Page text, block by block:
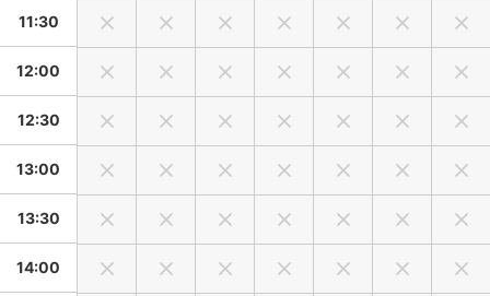
さい。
お時間の前後や撮影時間の長さ、1時間では間に合わないか
も？という場合についてもお気軽に申し付け下さい。
七五三などでご祈祷がある場合、ご祈祷前に撮影することを
おすすめしております。
理由としてはお子様が飽きてしまったり疲れてしまう可能性
が大きいためです。
が表情を重視される場合は特にご祈祷前をおすすめしており
11:30
12:00
12:30
13:00
13:30
14:00